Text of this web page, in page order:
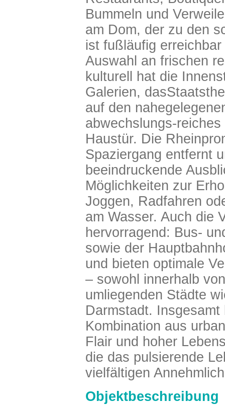
Bummeln und
am Dom, der zu den
ist fußläufig
Auswahl an frischen
kulturell hat die
Galerien,
auf den
abwechslungs-
Haustür. Die
Spaziergang entfernt
beeindruckende
Möglichkeiten zur
Joggen, Radfahren
am Wasser. Auch die
hervorragend: Bus-
sowie der
und bieten optimale
– sowohl innerhalb
umliegenden Städte
Darmstadt.
Kombination aus
Flair und hoher
die das pulsierende
vielfältigen
Objektbeschreibung